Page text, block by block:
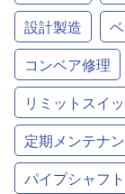
設計製造
コンベア修理
リミットスイ
定期メンテナ
パイプシャフト